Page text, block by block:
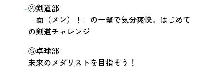
⑭剣道部
「面（メン）！」の一撃で気分爽快。はじめて
の剣道チャレンジ
⑮卓球部
未来のメダリストを目指そう！